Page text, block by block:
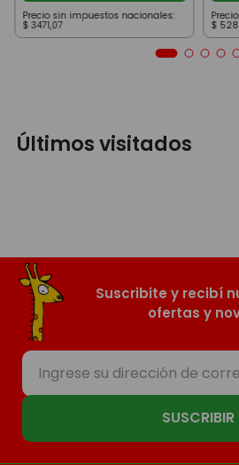
Precio sin impuestos nacionales:
$ 3471,07 $
Últimos visitados
Suscribite y recibí
ofertas y
SUSCRIBIR